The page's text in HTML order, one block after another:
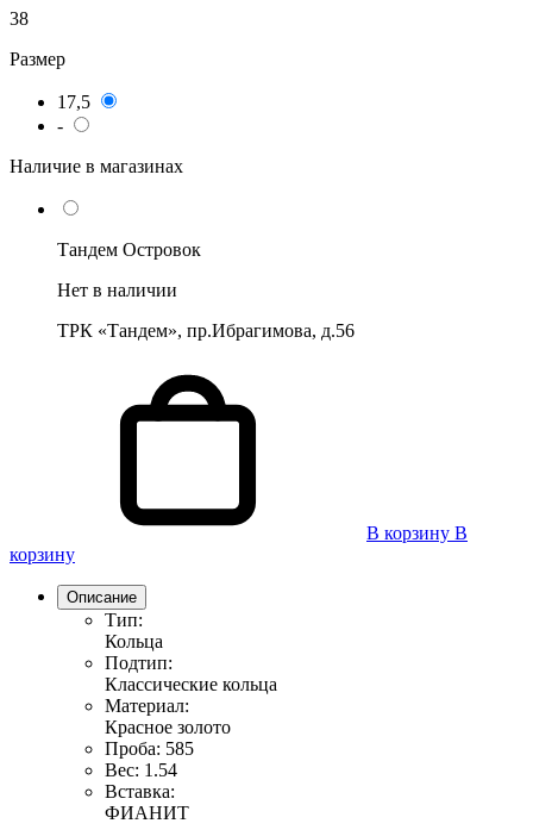
38
Размер
17,5
-
Наличие в магазинах
Тандем Островок
Нет в наличии
ТРК «Тандем», пр.Ибрагимова, д.56
В корзину В
корзину
Описание
Тип:
Кольца
Подтип:
Классические кольца
Материал:
Красное золото
Проба: 585
Вес: 1.54
Вставка:
ФИАНИТ